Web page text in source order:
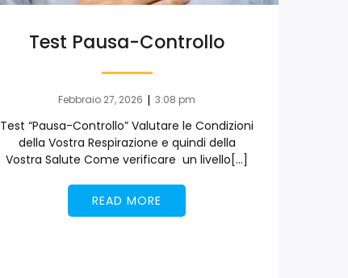
Test Pausa-Controllo
Febbraio 27, 2026 | 3:08 pm
Test “Pausa-Controllo” Valutare le Condizioni
della Vostra Respirazione e quindi della
Vostra Salute Come verificare un livello[…]
READ MORE